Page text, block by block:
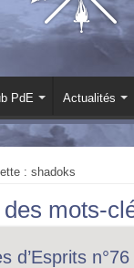
PdE Actualités
: shadoks
mots-
d’Esprits n°76